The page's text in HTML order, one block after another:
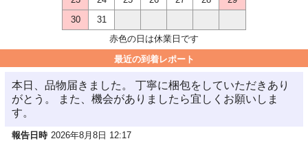
30
31
赤色の日は休業日です
最近の到着レポート
本日、品物届きました。 丁寧に梱包をしていただきあり
がとう。 また、機会がありましたら宜しくお願いしま
す。
報告日時 2026年8月8日 12:17